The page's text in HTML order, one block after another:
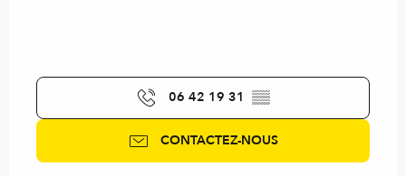
06 42 19 31 ▒▒
CONTACTEZ-NOUS